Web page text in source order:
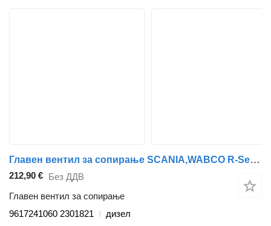
Главен вентил за сопирање SCANIA,WABCO R-Series (01.16-) 9617241060 за камион влекач Scania L,P,G,R,S-series (2016-)
212,90 € Без ДДВ
Главен вентил за сопирање
9617241060 2301821
дизел